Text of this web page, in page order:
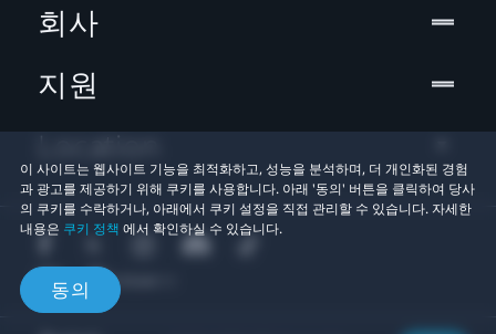
이 사이트는 웹사이트 기능을 최적화하고, 성능을 분석하며, 더 개인화된 경험
과 광고를 제공하기 위해 쿠키를 사용합니다. 아래 '동의' 버튼을 클릭하여 당사
의 쿠키를 수락하거나, 아래에서 쿠키 설정을 직접 관리할 수 있습니다. 자세한
내용은 쿠키 정책 에서 확인하실 수 있습니다.
동의
회사
지원
Location